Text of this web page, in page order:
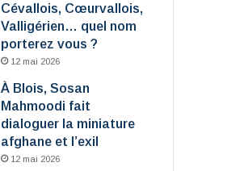
Cévallois, Cœurvallois,
Valligérien… quel nom
porterez vous ?
12 mai 2026
À Blois, Sosan
Mahmoodi fait
dialoguer la miniature
afghane et l’exil
12 mai 2026